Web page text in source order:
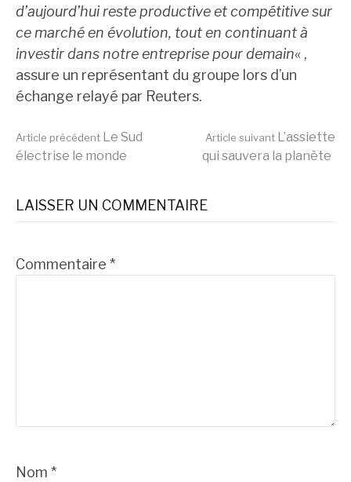
d’aujourd’hui reste productive et compétitive sur
ce marché en évolution, tout en continuant à
investir dans notre entreprise pour demain« ,
assure un représentant du groupe lors d’un
échange relayé par Reuters.
Lire
la
suite
Article précédent Le Sud
électrise le monde
Article suivant L’assiette
qui sauvera la planète
LAISSER UN COMMENTAIRE
Commentaire *
Nom *